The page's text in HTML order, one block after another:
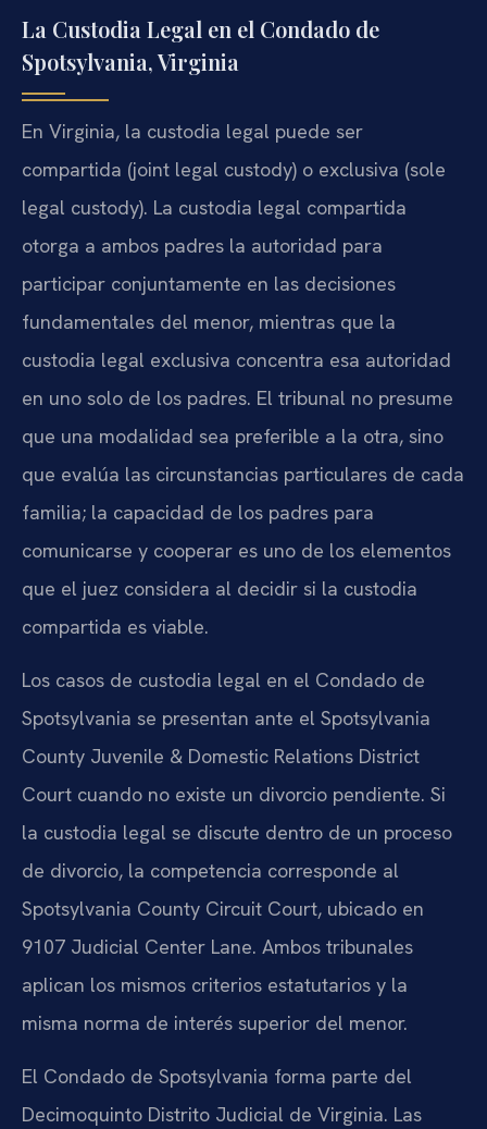
La Custodia Legal en el Condado de
Spotsylvania, Virginia
En Virginia, la custodia legal puede ser
compartida (joint legal custody) o exclusiva (sole
legal custody). La custodia legal compartida
otorga a ambos padres la autoridad para
participar conjuntamente en las decisiones
fundamentales del menor, mientras que la
custodia legal exclusiva concentra esa autoridad
en uno solo de los padres. El tribunal no presume
que una modalidad sea preferible a la otra, sino
que evalúa las circunstancias particulares de cada
familia; la capacidad de los padres para
comunicarse y cooperar es uno de los elementos
que el juez considera al decidir si la custodia
compartida es viable.
Los casos de custodia legal en el Condado de
Spotsylvania se presentan ante el Spotsylvania
County Juvenile & Domestic Relations District
Court cuando no existe un divorcio pendiente. Si
la custodia legal se discute dentro de un proceso
de divorcio, la competencia corresponde al
Spotsylvania County Circuit Court, ubicado en
9107 Judicial Center Lane. Ambos tribunales
aplican los mismos criterios estatutarios y la
misma norma de interés superior del menor.
El Condado de Spotsylvania forma parte del
Decimoquinto Distrito Judicial de Virginia. Las